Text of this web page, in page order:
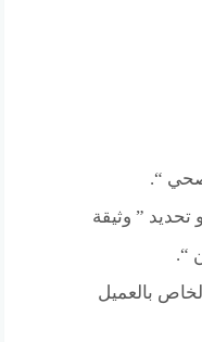
“.
تحديد ” وثيقة
“.
بالعميل